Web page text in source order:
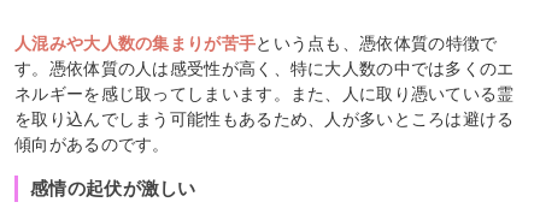
人混みや大人数の集まりが苦手という点も、憑依体質の特徴で
す。憑依体質の人は感受性が高く、特に大人数の中では多くのエ
ネルギーを感じ取ってしまいます。また、人に取り憑いている霊
を取り込んでしまう可能性もあるため、人が多いところは避ける
傾向があるのです。
感情の起伏が激しい